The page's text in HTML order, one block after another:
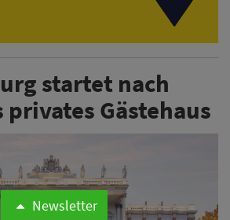
startet nach
privates Gästehaus
Newsletter